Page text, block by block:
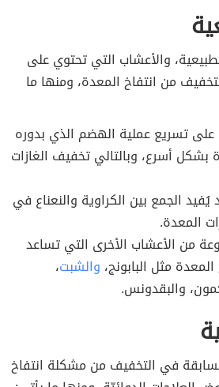
والأعشاب التي تحتوي على
من انتفاخ المعدة، ومنها ما
على تسريع عملية الهضم الذي بدوره
بشكل أسرع، وبالتالي تخفيف الغازات
يُفيد الجمع بين الكراوية والنعناع في
المعدة.
من الأعشاب الأخرى التي تساعد
مثل البابونج، والشبت،
والبقدونس.
في التخفيف من مشكلة انتفاخ